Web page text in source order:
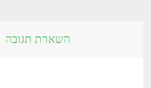
השארת תגובה